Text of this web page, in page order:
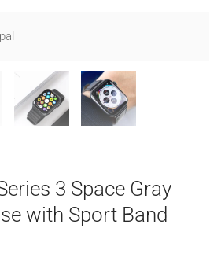
3 Space Gray
with Sport Band